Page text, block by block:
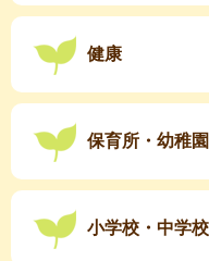
健康
保育所・幼稚
小学校・中学校